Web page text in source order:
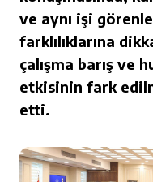
ve aynı işi
farklılıklarına
çalışma barış ve
etkisinin fark
etti.